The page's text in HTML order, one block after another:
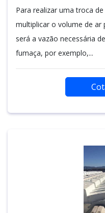
Para realizar uma troca
multiplicar o volume de
será a vazão necessária
fumaça, por exemplo,...